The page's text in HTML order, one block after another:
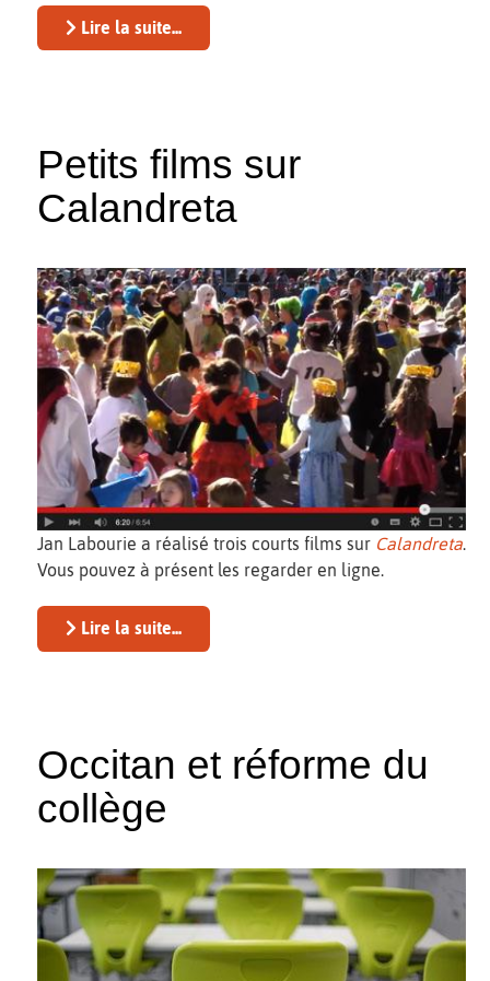
Lire la suite...
Petits films sur
Calandreta
Jan Labourie a réalisé trois courts films sur Calandreta.
Vous pouvez à présent les regarder en ligne.
Lire la suite...
Occitan et réforme du
collège